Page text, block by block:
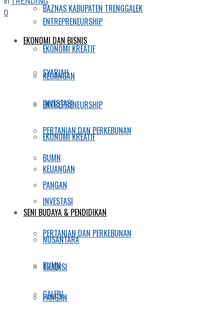
ENTREPRENEURSHIP
EKONOMI KREATIF
KEUANGAN
INVESTASI
PERTANIAN DAN PERKEBUNAN
BUMN
PANGAN
SENI BUDAYA & PENDIDIKAN
NUSANTARA
TRADISI
GALERI
BAZNAS KABUPATEN TRENGGALEK
EKONOMI DAN BISNIS
SYARIAH
ENTREPRENEURSHIP
EKONOMI KREATIF
KEUANGAN
INVESTASI
PERTANIAN DAN PERKEBUNAN
BUMN
PANGAN
0